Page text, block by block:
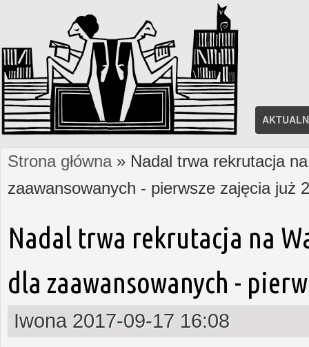
Jesteś tutaj
Strona główna» Nadal trwa rekrutacja
zaawansowanych - pierwsze zajęcia już
Nadal trwa rekrutacja na
dla zaawansowanych -
Iwona 2017-09-17 16:08